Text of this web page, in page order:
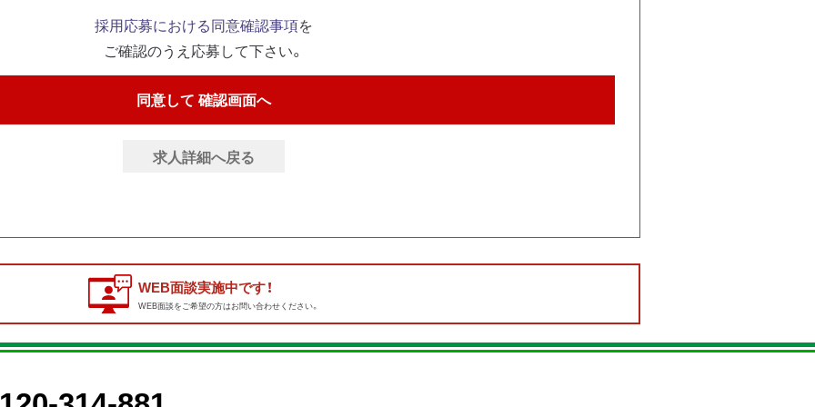
採用応募における同意確認事項を
ご確認のうえ応募して下さい。
求人詳細へ戻る
WEB面談実施中です！
WEB面談をご希望の方はお問い合わせください。